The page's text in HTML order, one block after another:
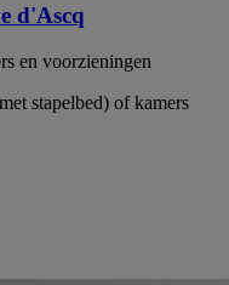
d'Ascq
en voorzieningen
stapelbed) of kamers